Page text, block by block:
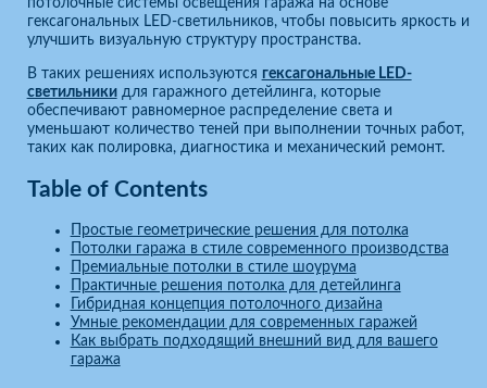
потолочные системы освещения гаража на основе
гексагональных LED-светильников, чтобы повысить яркость и
улучшить визуальную структуру пространства.
В таких решениях используются гексагональные LED-
светильникидля гаражного детейлинга, которые
обеспечивают равномерное распределение света и
уменьшают количество теней при выполнении точных работ,
таких как полировка, диагностика и механический ремонт.
Table of Contents
Простые геометрические решения для потолка
Потолки гаража в стиле современного производства
Премиальные потолки в стиле шоурума
Практичные решения потолка для детейлинга
Гибридная концепция потолочного дизайна
Умные рекомендации для современных гаражей
Как выбрать подходящий внешний вид для вашего
гаража